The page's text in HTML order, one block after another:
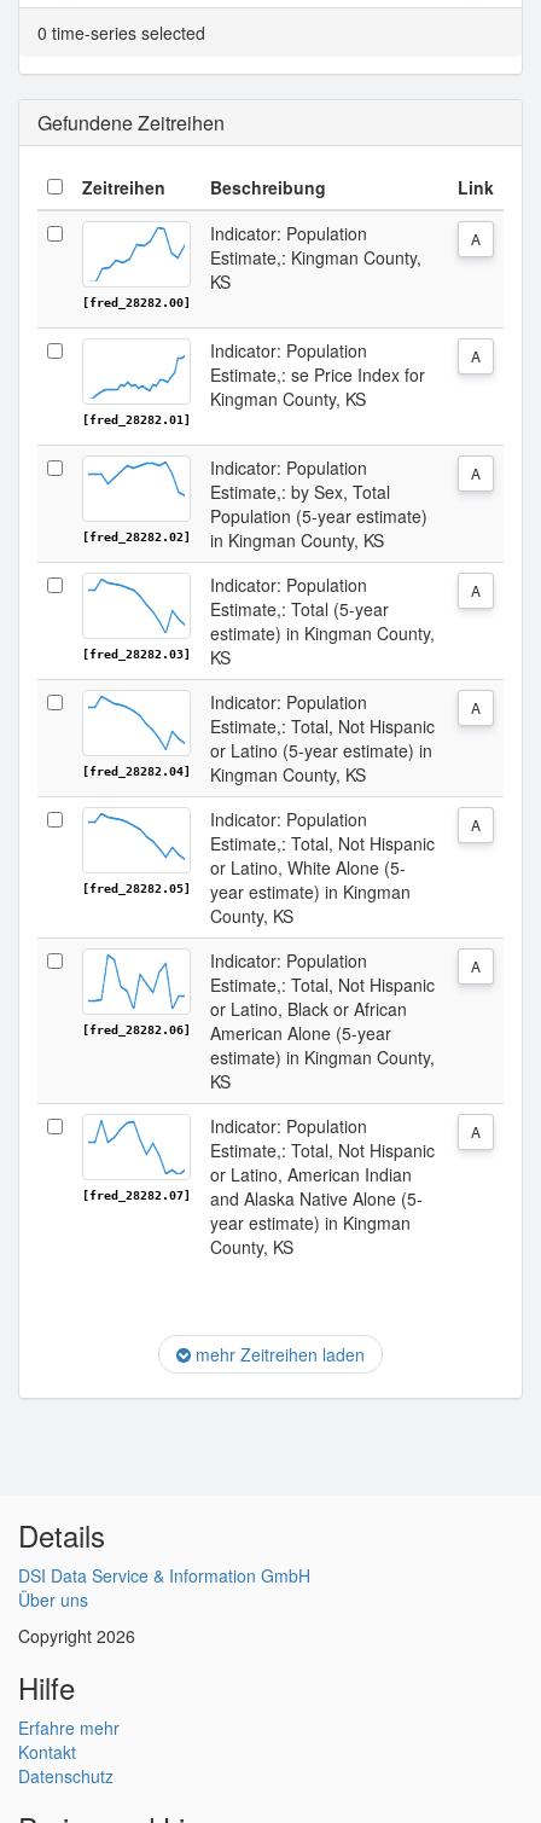
Tabellenansicht.
0 time-series selected
Gefundene Zeitreihen
Zeitreihen Beschreibung Link
[fred_28282.00]
Indicator: Population
Estimate,: Kingman County,
KS
A
[fred_28282.01]
Indicator: Population
Estimate,: se Price Index for
Kingman County, KS
A
[fred_28282.02]
Indicator: Population
Estimate,: by Sex, Total
Population (5-year estimate)
in Kingman County, KS
A
[fred_28282.03]
Indicator: Population
Estimate,: Total (5-year
estimate) in Kingman County,
KS
A
[fred_28282.04]
Indicator: Population
Estimate,: Total, Not Hispanic
or Latino (5-year estimate) in
Kingman County, KS
A
[fred_28282.05]
Indicator: Population
Estimate,: Total, Not Hispanic
or Latino, White Alone (5-
year estimate) in Kingman
County, KS
A
[fred_28282.06]
Indicator: Population
Estimate,: Total, Not Hispanic
or Latino, Black or African
American Alone (5-year
estimate) in Kingman County,
KS
A
[fred_28282.07]
Indicator: Population
Estimate,: Total, Not Hispanic
or Latino, American Indian
and Alaska Native Alone (5-
year estimate) in Kingman
County, KS
A
mehr Zeitreihen laden
Details
DSI Data Service & Information GmbH
Über uns
Copyright 2026
Hilfe
Erfahre mehr
Kontakt
Datenschutz